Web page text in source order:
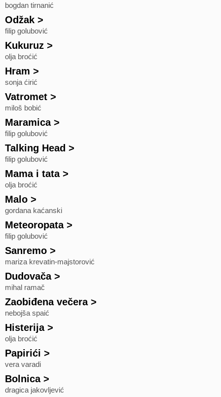
bogdan tirnanić
Odžak >
filip golubović
Kukuruz >
olja broćić
Hram >
sonja ćirić
Vatromet >
miloš bobić
Maramica>
filip golubović
Talking Head >
filip golubović
Mama i tata>
olja broćić
Malo >
gordana kaćanski
Meteoropata>
filip golubović
Sanremo >
mariza krevatin-majstorović
Dudovača>
mihal ramač
Zaobiđena večera>
nebojša spaić
Histerija>
olja broćić
Papirići >
vera varadi
Bolnica>
dragica jakovljević